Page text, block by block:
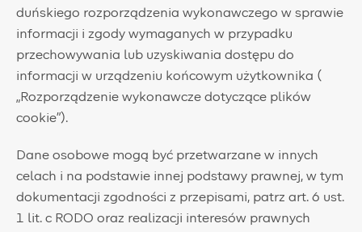
duńskiego rozporządzenia wykonawczego w sprawie
informacji i zgody wymaganych w przypadku
przechowywania lub uzyskiwania dostępu do
informacji w urządzeniu końcowym użytkownika (
„Rozporządzenie wykonawcze dotyczące plików
cookie”).
Dane osobowe mogą być przetwarzane w innych
celach i na podstawie innej podstawy prawnej, w tym
dokumentacji zgodności z przepisami, patrz art. 6 ust.
1 lit. c RODO oraz realizacji interesów prawnych